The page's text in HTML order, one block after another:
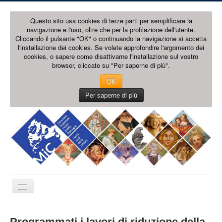
Questo sito usa cookies di terze parti per semplificare la
navigazione e l'uso, oltre che per la profilazione dell'utente.
Cliccando il pulsante "OK" o continuando la navigazione si accetta
l'installazione dei cookies. Se volete approfondire l'argomento dei
cookies, o sapere come disattivarne l'installazione sul vostro
browser, cliccate su "Per saperne di più".
OK
Per saperne di più
Toggle
Navigation